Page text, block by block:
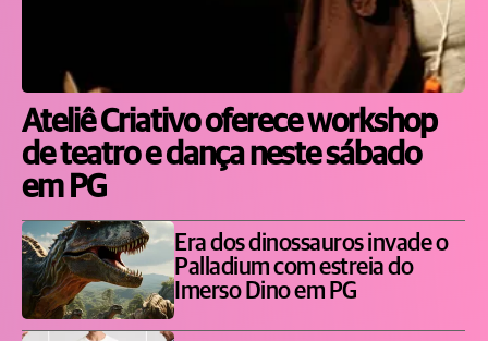
Ateliê Criativo oferece workshop
de teatro e dança neste sábado
em PG
Era dos dinossauros invade o
Palladium com estreia do
Imerso Dino em PG